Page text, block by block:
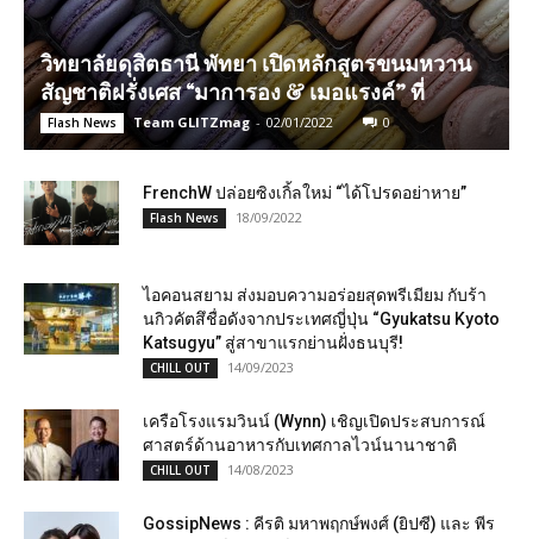
วิทยาลัยดุสิตธานี พัทยา เปิดหลักสูตรขนมหวาน
สัญชาติฝรั่งเศส “มาการอง & เมอแรงค์” ที่
Flash News Team GLITZmag - 02/01/2022 0
FrenchW ปล่อยซิงเกิ้ลใหม่ “ได้โปรดอย่าหาย”
Flash News 18/09/2022
ไอคอนสยาม ส่งมอบความอร่อยสุดพรีเมียม กับร้า
นกิวคัตสึชื่อดังจากประเทศญี่ปุ่น “Gyukatsu Kyoto
Katsugyu” สู่สาขาแรกย่านฝั่งธนบุรี!
CHILL OUT 14/09/2023
เครือโรงแรมวินน์ (Wynn) เชิญเปิดประสบการณ์
ศาสตร์ด้านอาหารกับเทศกาลไวน์นานาชาติ
CHILL OUT 14/08/2023
GossipNews : คีรติ มหาพฤกษ์พงศ์ (ยิปซี) และ พีร